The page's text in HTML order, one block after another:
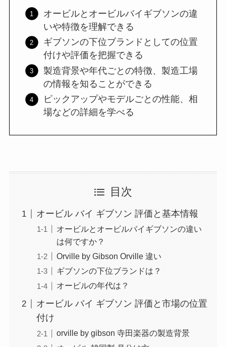
オービルとオービルバイギブソンの違
いや特徴を理解できる
ギブソンの下位ブランドとしての位置
付けや評価を把握できる
製造背景や年代ごとの特徴、製造工場
の情報を知ることができる
ピックアップやモデルごとの性能、相
場などの詳細を学べる
目次
オービル バイ ギブソン 評価と基本情報
オービルとオービルバイギブソンの違い
は何ですか？
Orville by Gibson Orville 違い
ギブソンの下位ブランドは？
オービルの年代は？
オービル バイ ギブソン 評価と市場の位置
付け
orville by gibson 寺田楽器の製造背景